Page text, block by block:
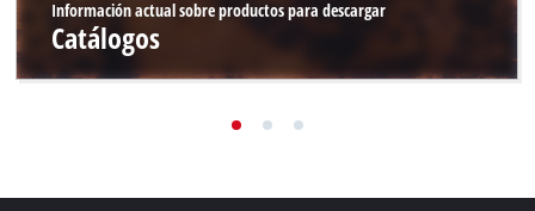
Información actual sobre productos para descargar
Catálogos